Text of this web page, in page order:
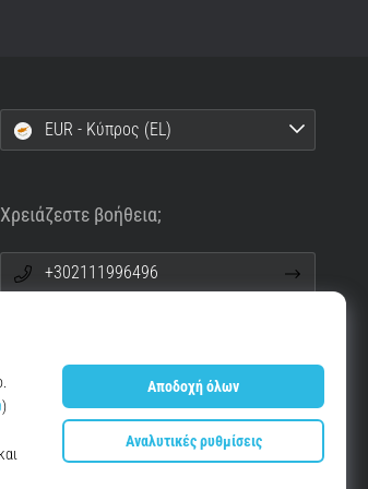
EUR - Κύπρος (EL)
Χρειάζεστε βοήθεια;
+302111996496